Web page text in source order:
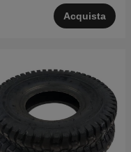
Acquista